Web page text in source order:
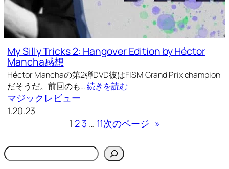
My Silly Tricks 2: Hangover Edition by Héctor
Mancha感想
Héctor Manchaの第2弾DVD彼はFISM Grand Prix champion
だそうだ。前回のも…続きを読む
マジックレビュー
1.20.23
1 23 … 11次のページ »
検
索